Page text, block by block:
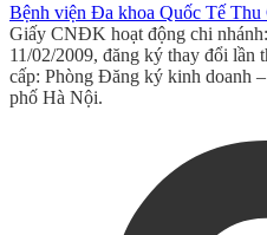
Bệnh viện Đa khoa Quốc Tế Thu
Giấy CNĐK hoạt động chi
11/02/2009, đăng ký thay đổi lần
cấp: Phòng Đăng ký kinh doanh
phố Hà Nội.